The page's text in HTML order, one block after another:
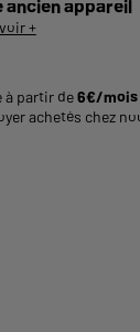
ancien appareil
+
à partir de6€/mois
achetés chez